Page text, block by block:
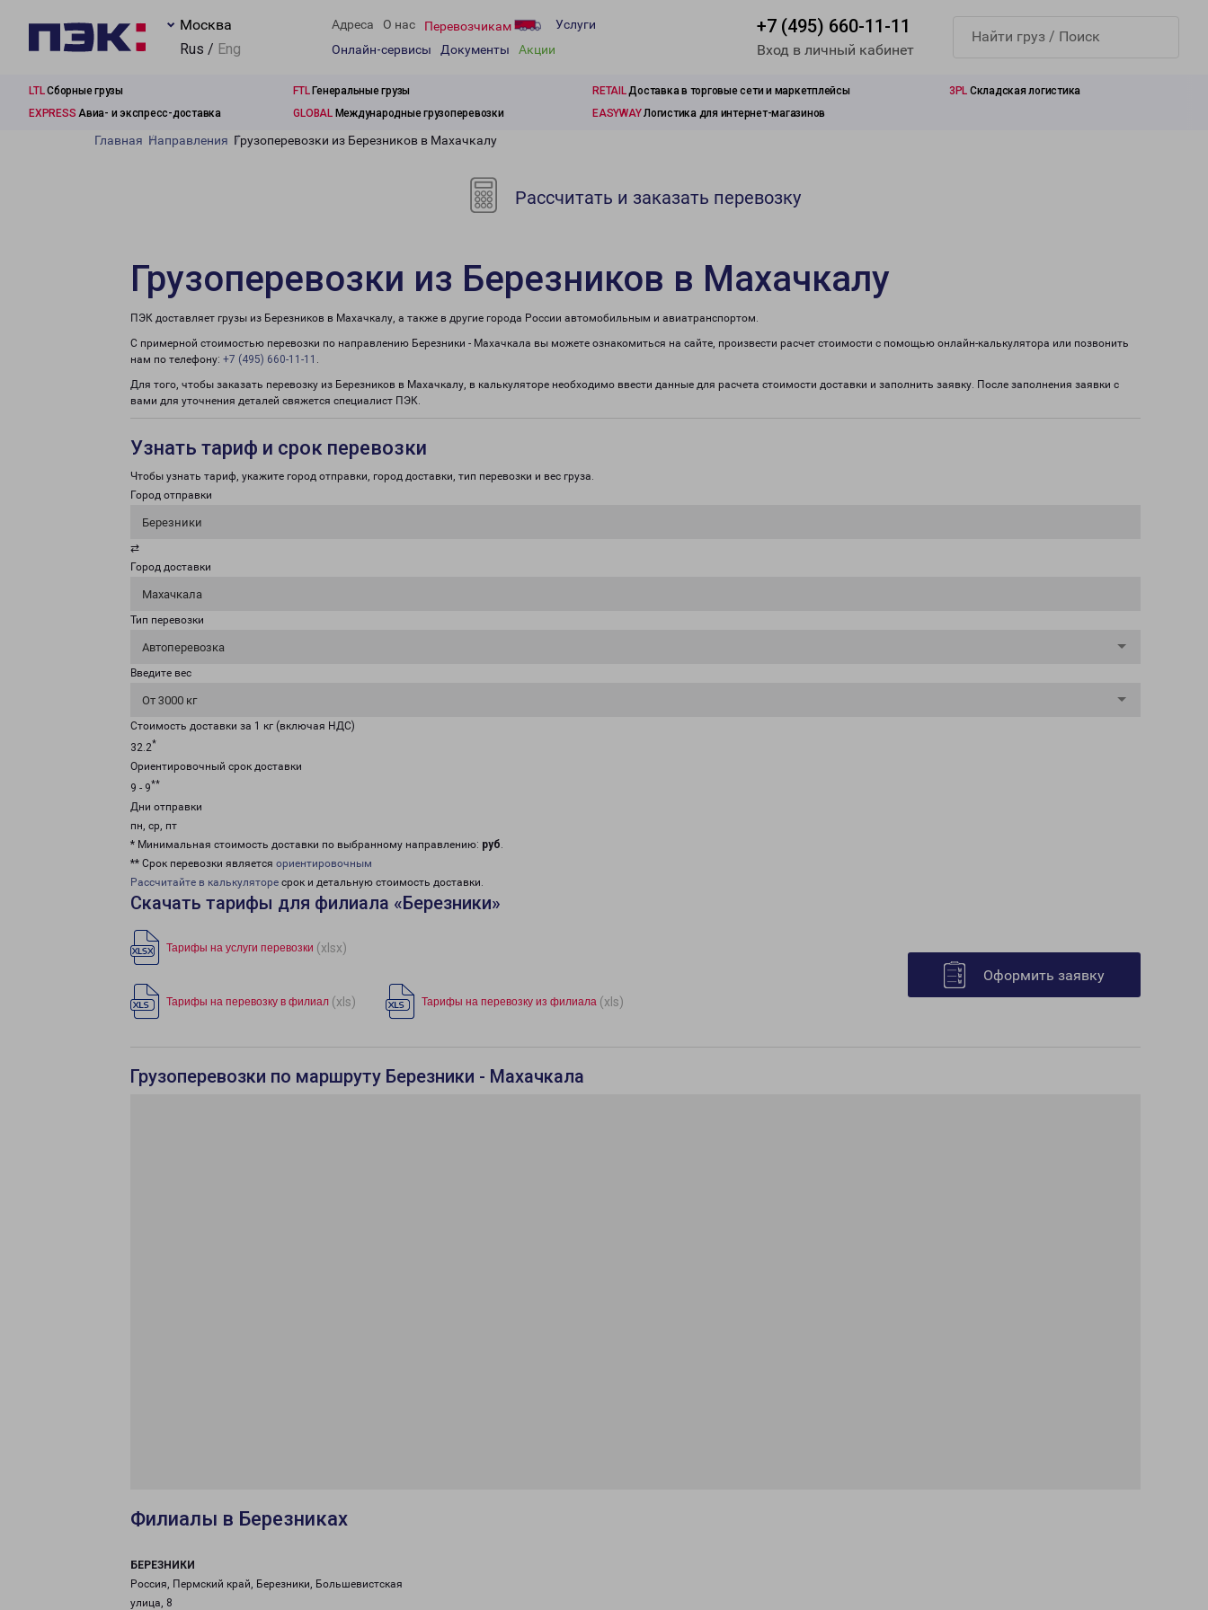
Москва
Rus / Eng
Адреса О нас Перевозчикам
Услуги
Онлайн-сервисы
Документы Акции
+7 (495) 660-11-11
Вход в личный кабинет
LTLСборные грузы FTLГенеральные грузы RETAILДоставка в торговые сети и маркетплейсы 3PL Складская логистика
EXPRESS Авиа- и экспресс-доставка GLOBALМеждународные грузоперевозки EASYWAYЛогистика для интернет-магазинов
Главная Направления Грузоперевозки из Березников в Махачкалу
Рассчитать и заказать перевозку
Грузоперевозки из Березников в Махачкалу
ПЭК доставляет грузы из Березников в Махачкалу, а также в другие города России автомобильным и авиатранспортом.
С примерной стоимостью перевозки по направлению Березники - Махачкала вы можете ознакомиться на сайте, произвести расчет стоимости с помощью онлайн-калькулятора или позвонить
нам по телефону: +7 (495) 660-11-11 .
Для того, чтобы заказать перевозку из Березников в Махачкалу, в калькуляторе необходимо ввести данные для расчета стоимости доставки и заполнить заявку. После заполнения заявки с
вами для уточнения деталей свяжется специалист ПЭК.
Узнать тариф и срок перевозки
Чтобы узнать тариф, укажите город отправки, город доставки, тип перевозки и вес груза.
Город отправки
Березники
⇄
Город доставки
Махачкала
Тип перевозки
Автоперевозка
Введите вес
От 3000 кг
Стоимость доставки за 1 кг (включая НДС)
32.2*
Ориентировочный срок доставки
9 - 9**
Дни отправки
пн, ср, пт
* Минимальная стоимость доставки по выбранному направлению: руб.
** Срок перевозки является ориентировочным
Рассчитайте в калькуляторе срок и детальную стоимость доставки.
Скачать тарифы для филиала «Березники»
Тарифы на услуги перевозки (xlsx)
Тарифы на перевозку в филиал (xls) Тарифы на перевозку из филиала (xls)
Оформить заявку
Грузоперевозки по маршруту Березники - Махачкала
Филиалы в Березниках
БЕРЕЗНИКИ
Россия, Пермский край, Березники, Большевистская
улица, 8